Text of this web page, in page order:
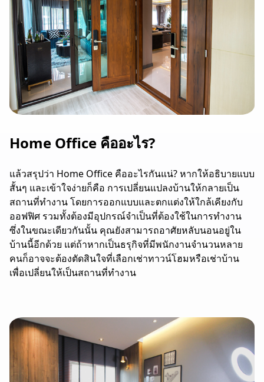
Home Office คืออะไร?
แล้วสรุปว่า Home Office คืออะไรกันแน่? หากให้อธิบายแบบ
สั้นๆ และเข้าใจง่ายก็คือ การเปลี่ยนแปลงบ้านให้กลายเป็น
สถานที่ทำงาน โดยการออกแบบและตกแต่งให้ใกล้เคียงกับ
ออฟฟิศ รวมทั้งต้องมีอุปกรณ์จำเป็นที่ต้องใช้ในการทำงาน
ซึ่งในขณะเดียวกันนั้น คุณยังสามารถอาศัยหลับนอนอยู่ใน
บ้านนี้อีกด้วย แต่ถ้าหากเป็นธรุกิจที่มีพนักงานจำนวนหลาย
คนก็อาจจะต้องตัดสินใจที่เลือกเช่าทาวน์โฮมหรือเช่าบ้าน
เพื่อเปลี่ยนให้เป็นสถานที่ทำงาน